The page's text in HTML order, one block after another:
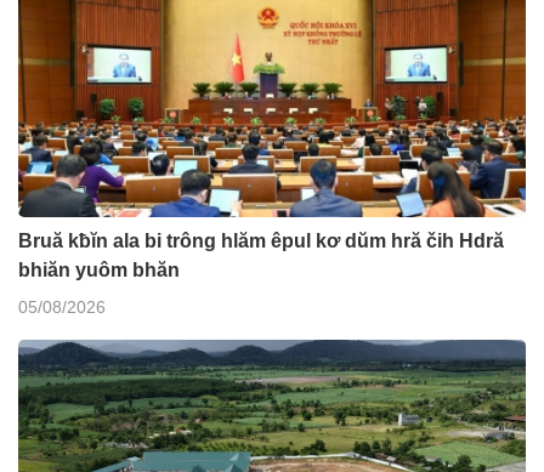
Bruă kƀĭn ala bi trông hlăm êpul kơ dŭm hră čih Hdră
bhiăn yuôm bhăn
05/08/2026